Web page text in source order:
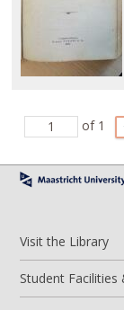
of 1
Visit the Library
Student Facilities